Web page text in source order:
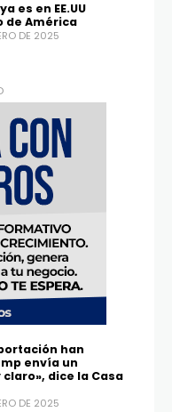
es en EE.UU
de América
DE 2025
han
envía un
dice la Casa
DE 2025